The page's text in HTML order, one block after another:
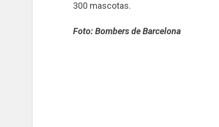
300 mascotas.
Foto: Bombers de Barcelona